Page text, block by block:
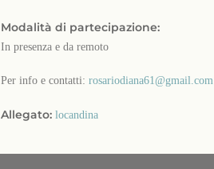
Modalità di partecipazione:
In presenza e da remoto
Per info e contatti: rosariodiana61@gmail.com
Allegato: locandina